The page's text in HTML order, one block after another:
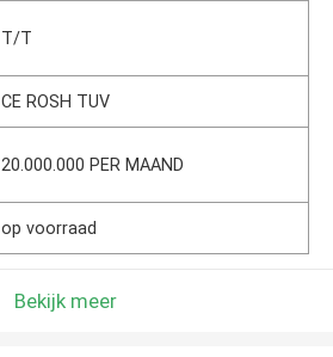
T/T
CE ROSH TUV
20.000.000 PER MAAND
op voorraad
Bekijk meer